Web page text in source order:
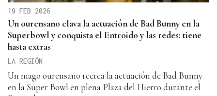
19 FEB 2026
Un ourensano clava la actuación de Bad Bunny en la
Superbowl y conquista el Entroido y las redes: tiene
hasta extras
LA REGIÓN
Un mago ourensano recrea la actuación de Bad Bunny
en la Super Bowl en plena Plaza del Hierro durante el